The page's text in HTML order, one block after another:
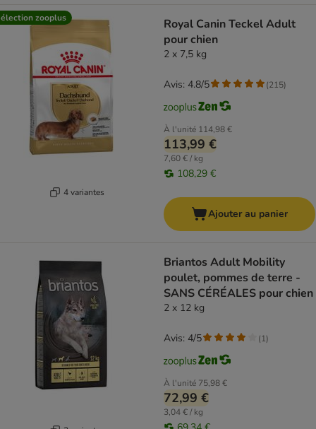
zooplus
4 variantes
Royal Canin Teckel Adult
pour chien
2 x 7,5 kg
À l'unité 114,98 €
113,99 €
7,60 € / kg
108,29 €
Avis: 4.8/5 (215)
Ajouter au panier
Briantos Adult Mobility
poulet, pommes de terre -
SANS CÉRÉALES pour chien
2 x 12 kg
À l'unité 75,98 €
72,99 €
3,04 € / kg
Avis: 4/5 (1)